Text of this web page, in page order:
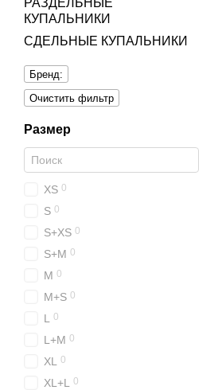
РАЗДЕЛЬНЫЕ
КУПАЛЬНИКИ
СДЕЛЬНЫЕ КУПАЛЬНИКИ
Бренд:
Очистить фильтр
Размер
XS 0
S 0
S+XS 0
S+M 0
M 0
M+S 0
L 0
L+M 0
XL 0
XL+L 0